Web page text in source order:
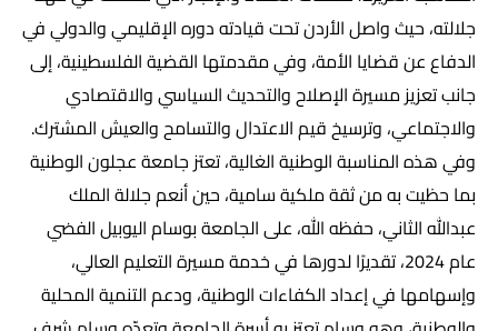
جلالته، حيث واصل الأردن تحت قيادته دوره الإقليمي والدولي في
الدفاع عن قضايا الأمة، وفي مقدمتها القضية الفلسطينية، إلى
جانب تعزيز مسيرة الإصلاح والتحديث السياسي والاقتصادي
والاجتماعي، وترسيخ قيم الاعتدال والتسامح والعيش المشترك.
وفي هذه المناسبة الوطنية الغالية، تعتز جامعة عجلون الوطنية
بما حظيت به من ثقة ملكية سامية، حين أنعم جلالة الملك
عبدالله الثاني، حفظه الله، على الجامعة بوسام اليوبيل الفضي
عام 2024، تقديرًا لدورها في خدمة مسيرة التعليم العالي،
وإسهامها في إعداد الكفاءات الوطنية، ودعم التنمية المحلية